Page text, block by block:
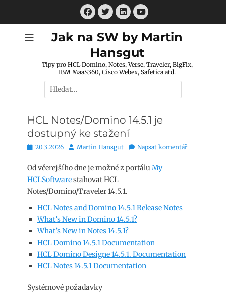
Facebook
Twitter
LinkedIn
Youtube
Jak na SW by Martin
Hansgut
Tipy pro HCL Domino, Notes, Verse, Traveler, BigFix,
IBM MaaS360, Cisco Webex, Safetica atd.
Hledat:
HCL Notes/Domino 14.5.1 je
dostupný ke stažení
Publikováno
20.3.2026 AutorMartin Hansgut Napsat komentář
Od včerejšího dne je možné z portáluMy
HCLSoftwarestahovat HCL
Notes/Domino/Traveler 14.5.1.
HCL Notes and Domino 14.5.1 Release Notes
What’s New in Domino 14.5.1?
What’s New in Notes 14.5.1?
HCL Domino 14.5.1 Documentation
HCL Domino Designe 14.5.1. Documentation
HCL Notes 14.5.1 Documentation
Systémové požadavky